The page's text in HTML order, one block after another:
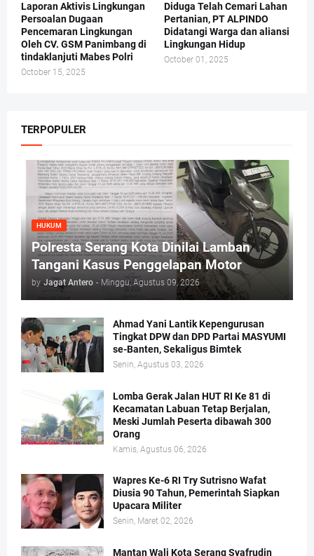
Laporan Aktivis Lingkungan
Persoalan Dugaan
Pencemaran Lingkungan
Oleh CV. GSM Panimbang di
tindaklanjuti Mabes Polri
October 15, 2025
Diduga Telah Cemari Lahan
Pertanian, PT ALPINDO
Didatangi Warga dan aliansi
Lingkungan Hidup
October 01, 2025
TERPOPULER
HUKUM
Polresta Serang Kota Dinilai Lamban
Tangani Kasus Penggelapan Motor
by Jagat Antero - Minggu, Agustus 09, 2026
Ahmad Yani Lantik Kepengurusan
Tingkat DPW dan DPD Partai MASYUMI
se-Banten, Sekaligus Bimtek
Senin, Agustus 03, 2026
Lomba Gerak Jalan HUT RI Ke 81 di
Kecamatan Labuan Tetap Berjalan,
Meski Jumlah Peserta dibawah 300
Orang
Kamis, Agustus 06, 2026
Wapres Ke-6 RI Try Sutrisno Wafat
Diusia 90 Tahun, Pemerintah Siapkan
Upacara Militer
Senin, Maret 02, 2026
Mantan Wali Kota Serang Syafrudin